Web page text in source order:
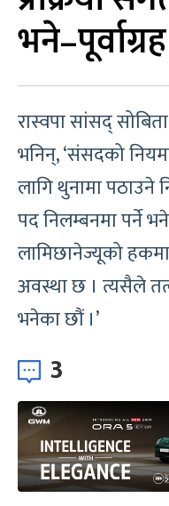
रास्वपा सांसद्
भनिन्, ‘संसदको
लागि थुनामा पठाउने
पद निलम्बनमा पर्ने
लामिछानेज्यूको
अवस्था छ । त्यसैले
भनेका छौं ।’
3